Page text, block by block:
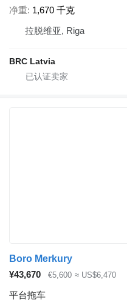
净重 1,670 千克
拉脱维亚, Riga
BRC Latvia
Boro Merkury
¥43,670
€5,600 ≈ US$6,470
平台拖车